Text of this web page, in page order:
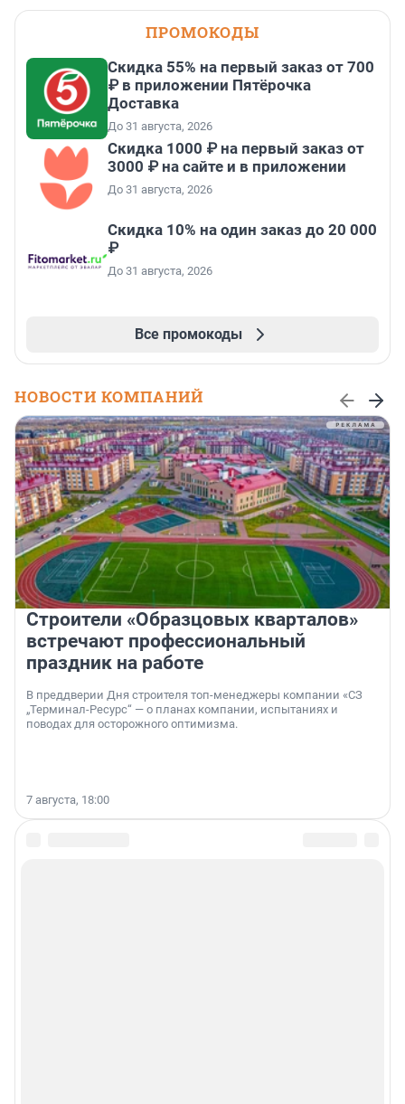
ПРОМОКОДЫ
Скидка 55% на первый заказ от 700
₽ в приложении Пятёрочка
Доставка
До 31 августа, 2026
Скидка 1000 ₽ на первый заказ от
3000 ₽ на сайте и в приложении
До 31 августа, 2026
Скидка 10% на один заказ до 20 000
₽
До 31 августа, 2026
Все промокоды
НОВОСТИ КОМПАНИЙ
Строители «Образцовых кварталов»
встречают профессиональный
праздник на работе
В преддверии Дня строителя топ-менеджеры компании «СЗ
„Терминал-Ресурс“ — о планах компании, испытаниях и
поводах для осторожного оптимизма.
7 августа, 18:00